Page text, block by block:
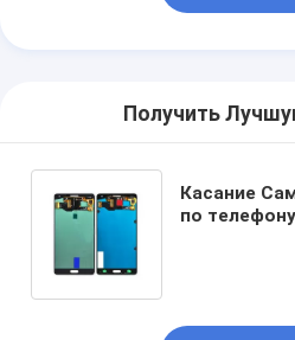
Получить
Касание
по